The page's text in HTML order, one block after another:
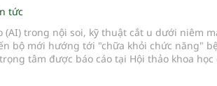
tức
trong nội soi, kỹ thuật cắt u dưới niêm
bộ mới hướng tới "chữa khỏi chức năng"
tâm được báo cáo tại Hội thảo khoa học